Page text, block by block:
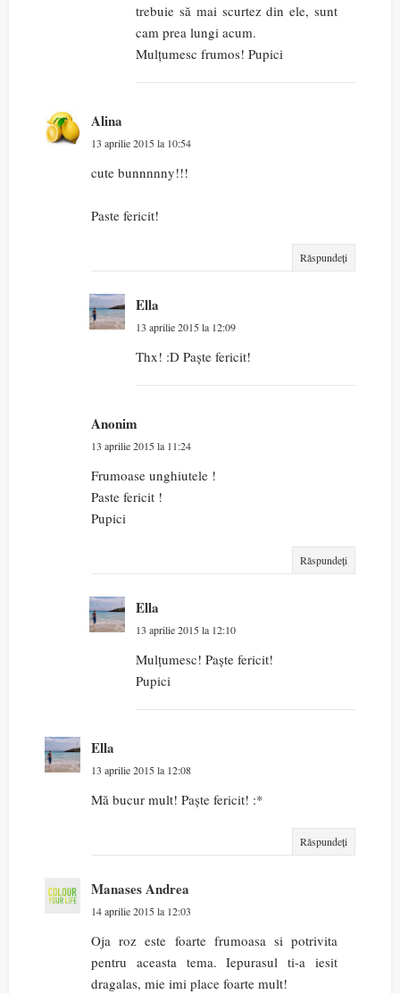
trebuie să mai scurtez din ele, sunt
cam prea lungi acum.
Mulțumesc frumos! Pupici
Alina
13 aprilie 2015 la 10:54
cute bunnnnny!!!
Paste fericit!
Răspundeți
Ella
13 aprilie 2015 la 12:09
Thx! :D Paște fericit!
Anonim
13 aprilie 2015 la 11:24
Frumoase unghiutele !
Paste fericit !
Pupici
Răspundeți
Ella
13 aprilie 2015 la 12:10
Mulțumesc! Paște fericit!
Pupici
Ella
13 aprilie 2015 la 12:08
Mă bucur mult! Paște fericit! :*
Răspundeți
Manases Andrea
14 aprilie 2015 la 12:03
Oja roz este foarte frumoasa si potrivita
pentru aceasta tema. Iepurasul ti-a iesit
dragalas, mie imi place foarte mult!